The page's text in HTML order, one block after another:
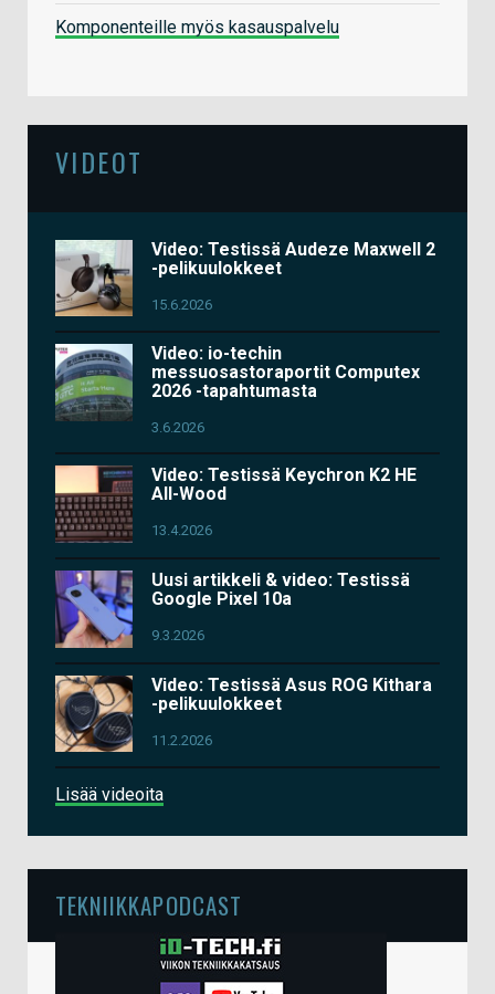
Komponenteille myös kasauspalvelu
VIDEOT
Video: Testissä Audeze Maxwell 2
-pelikuulokkeet
15.6.2026
Video: io-techin
messuosastoraportit Computex
2026 -tapahtumasta
3.6.2026
Video: Testissä Keychron K2 HE
All-Wood
13.4.2026
Uusi artikkeli & video: Testissä
Google Pixel 10a
9.3.2026
Video: Testissä Asus ROG Kithara
-pelikuulokkeet
11.2.2026
Lisää videoita
TEKNIIKKAPODCAST